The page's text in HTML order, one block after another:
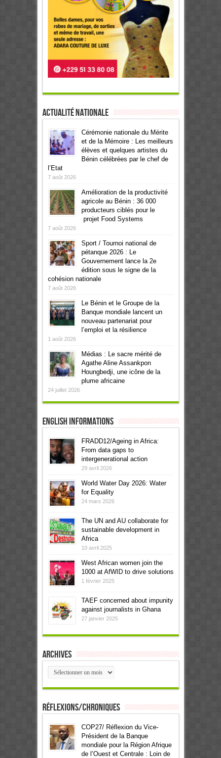
Actualité Nationale
Cérémonie nationale du Mérite
et de la Mémoire : Les meilleurs
élèves et quelques artistes du
Bénin célébrées par le chef de
l’Etat
7 août 2026
Amélioration de la productivité
agricole au Bénin : 36 000
producteurs ciblés pour le
projet Food Systems
7 août 2026
Sport / Tournoi national de
pétanque 2026 : Le
Gouvernement lance la 2e
édition sous le signe de la
cohésion nationale
7 août 2026
Le Bénin et le Groupe de la
Banque mondiale lancent un
nouveau partenariat pour
l’emploi et la résilience
1 août 2026
Médias : Le sacre mérité de
Agathe Aline Assankpon
Houngbedji, une icône de la
plume africaine
24 juillet 2026
English informations
FRADD12/Ageing in Africa:
From data gaps to
intergenerational action
29 avril 2026
World Water Day 2026: Water
for Equality
24 mars 2026
The UN and AU collaborate for
sustainable development in
Africa
10 avril 2025
West African women join the
1000 at AfWID to drive solutions
1 février 2025
TAEF concerned about impunity
against journalists in Ghana
27 janvier 2025
Archives
Archives
Réflexions/Chroniques
COP27/ Réflexion du Vice-
Président de la Banque
mondiale pour la Région Afrique
de l’Ouest et Centrale : Loin de